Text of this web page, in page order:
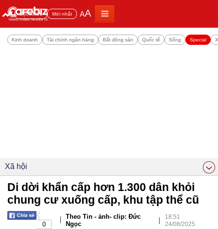
Đọc nhiều Mới nhất AA
Kinh doanh Tài chính ngân hàng Bất động sản Quốc tế Sống Special
Xã hội
Di dời khẩn cấp hơn 1.300 dân khỏi
chung cư xuống cấp, khu tập thể cũ
0
|
Theo Tin - ảnh- clip: Đức
Ngọc
|
18:51
24/08/2025